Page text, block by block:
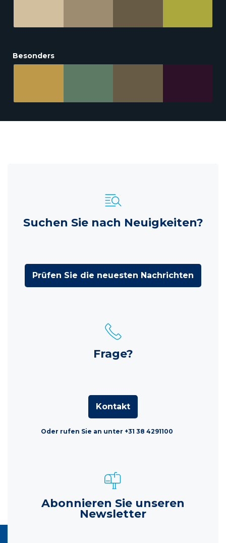
Besonders
Suchen Sie nach Neuigkeiten?
Prüfen Sie die neuesten Nachrichten
Frage?
Kontakt
Oder rufen Sie an unter +31 38 4291100
Abonnieren Sie unseren
Newsletter